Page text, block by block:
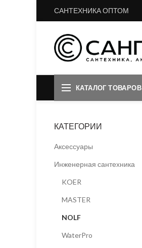
САНТЕХНИКА ОПТОМ
КАТАЛОГ ТОВАРОВ
КАТЕГОРИИ
Аксессуары
Инженерная сантехника
KOER
MASTER
NOLF
WaterPro